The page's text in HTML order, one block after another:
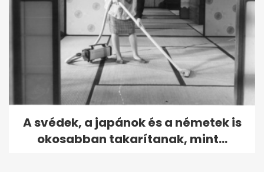
A svédek, a japánok és a németek is
okosabban takarítanak, mint...